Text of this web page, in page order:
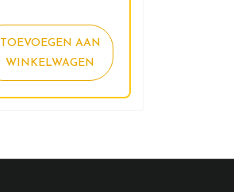
TOEVOEGEN AAN
WINKELWAGEN